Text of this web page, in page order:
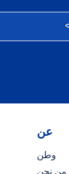
عن
وطن
من نحن